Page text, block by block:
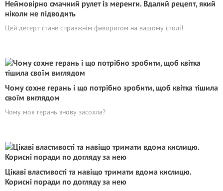
Неймовірно смачний рулет із меренги. Вдалий рецепт, який
ніколи не підводить
Цей десерт стане справжнім фаворитом на вашому столі!
Чому сохне герань і що потрібно зробити, щоб квітка тішила
своїм виглядом
Чому моя герань знову засохла?
Цікаві властивості та навіщо тримати вдома кислицю.
Корисні поради по догляду за нею